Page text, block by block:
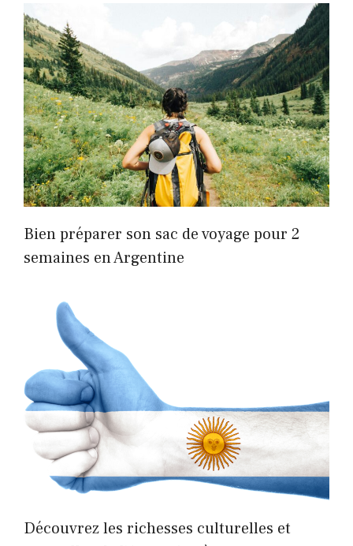
Bien préparer son sac de voyage pour 2
semaines en Argentine
Découvrez les richesses culturelles et